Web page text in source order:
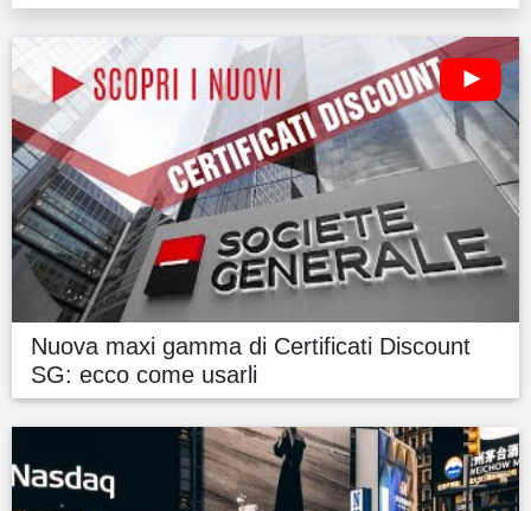
Nuova maxi gamma di Certificati Discount
SG: ecco come usarli